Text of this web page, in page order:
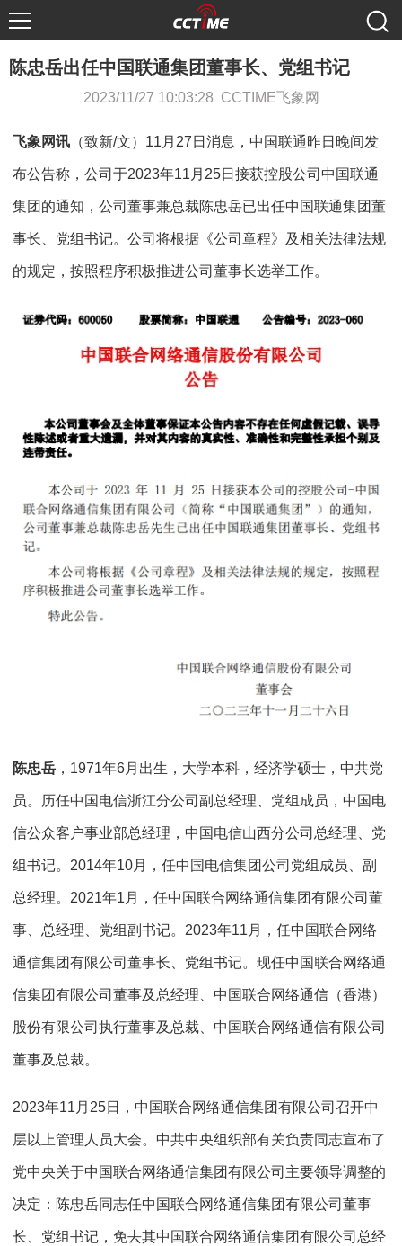
陈忠岳出任中国联通集团董事长、党组书记
2023/11/27 10:03:28 CCTIME飞象网
飞象网讯 （致新/文）11月27日消息，中国联通昨日晚间发
布公告称，公司于2023年11月25日接获控股公司中国联通
集团的通知，公司董事兼总裁陈忠岳已出任中国联通集团董
事长、党组书记。公司将根据《公司章程》及相关法律法规
的规定，按照程序积极推进公司董事长选举工作。
陈忠岳 ，1971年6月出生，大学本科，经济学硕士，中共党
员。历任中国电信浙江分公司副总经理、党组成员，中国电
信公众客户事业部总经理，中国电信山西分公司总经理、党
组书记。2014年10月，任中国电信集团公司党组成员、副
总经理。2021年1月，任中国联合网络通信集团有限公司董
事、总经理、党组副书记。2023年11月，任中国联合网络
通信集团有限公司董事长、党组书记。现任中国联合网络通
信集团有限公司董事及总经理、中国联合网络通信（香港）
股份有限公司执行董事及总裁、中国联合网络通信有限公司
董事及总裁。
2023年11月25日，中国联合网络通信集团有限公司召开中
层以上管理人员大会。中共中央组织部有关负责同志宣布了
党中央关于中国联合网络通信集团有限公司主要领导调整的
决定：陈忠岳同志任中国联合网络通信集团有限公司董事
长、党组书记，免去其中国联合网络通信集团有限公司总经